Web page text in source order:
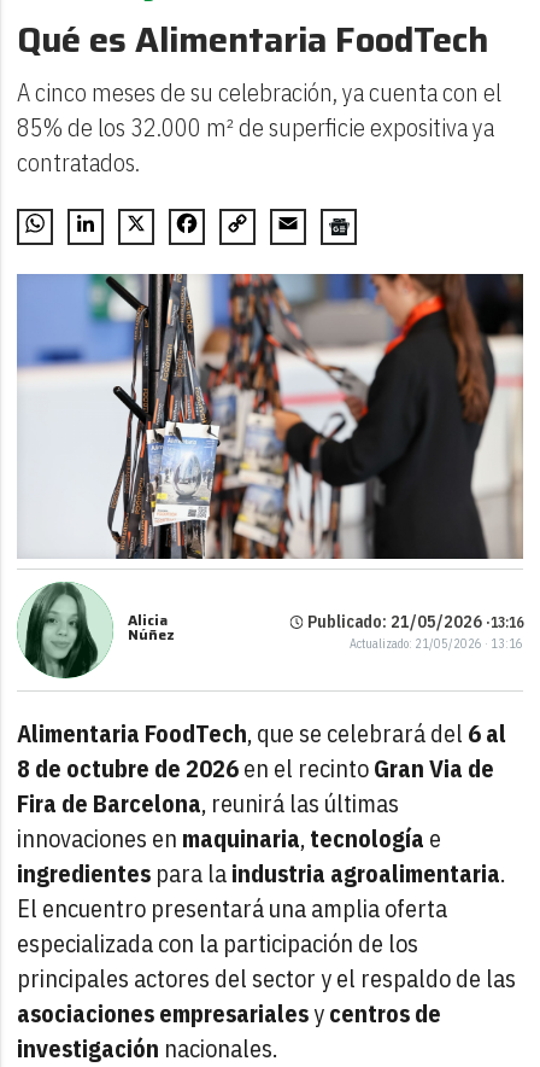
Qué es Alimentaria FoodTech
A cinco meses de su celebración, ya cuenta con el
85% de los 32.000 m² de superficie expositiva ya
contratados.
WhatsAppLinkedIn
X FacebookCopy
Email
Alicia
Núñez
Publicado: 21/05/2026 ·13:16
Actualizado: 21/05/2026 · 13:16
Alimentaria FoodTech, que se celebrará del 6 al
8 de octubre de 2026en el recintoGran Via de
Fira de Barcelona, reunirá las últimas
innovaciones en maquinaria,tecnología e
ingredientes para laindustria agroalimentaria.
El encuentro presentará una amplia oferta
especializada con la participación de los
principales actores del sector y el respaldo de las
asociaciones empresarialesycentros de
investigación nacionales.